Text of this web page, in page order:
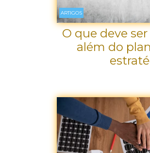
ARTIGOS
O que deve
além do